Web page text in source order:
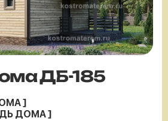
ДБ-185
]
ДОМА ]